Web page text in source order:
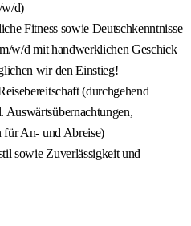
w/d)
Fitness sowie Deutschkenntnisse
w/d mit handwerklichen Geschick
wir den Einstieg!
(durchgehend
für An- und Abreise)
sowie Zuverlässigkeit und